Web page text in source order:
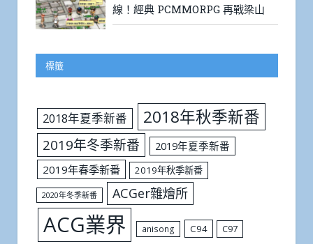
線！經典 PCMMORPG 再戰梁山
標籤
2018年夏季新番 2018年秋季新番
2019年冬季新番
2019年夏季新番
2019年春季新番
2019年秋季新番
2020年冬季新番 ACGer雜燴所
ACG業界 anisong C94 C97